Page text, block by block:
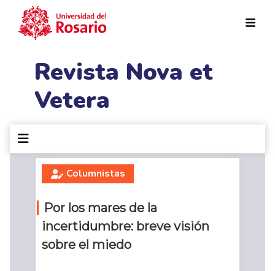
Revista Nova et
Vetera
Columnistas
Por los mares de la
incertidumbre: breve visión
sobre el miedo